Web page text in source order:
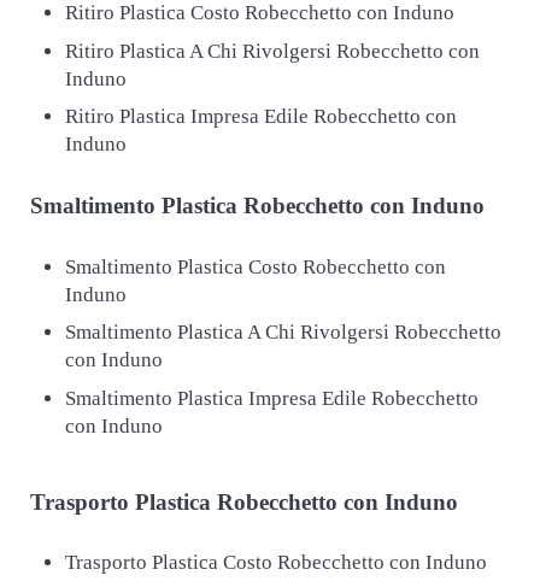
Ritiro Plastica Costo Robecchetto con Induno
Ritiro Plastica A Chi Rivolgersi Robecchetto con
Induno
Ritiro Plastica Impresa Edile Robecchetto con
Induno
Smaltimento Plastica Robecchetto con Induno
Smaltimento Plastica Costo Robecchetto con
Induno
Smaltimento Plastica A Chi Rivolgersi Robecchetto
con Induno
Smaltimento Plastica Impresa Edile Robecchetto
con Induno
Trasporto Plastica Robecchetto con Induno
Trasporto Plastica Costo Robecchetto con Induno